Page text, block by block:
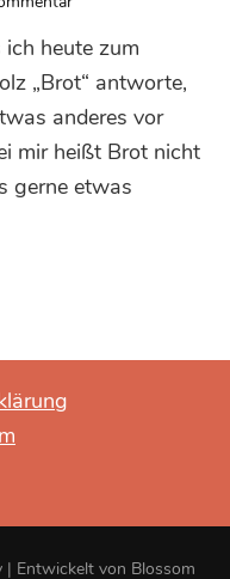
Hirschrücken
auf
mit
Ziegenkäse
heute zum
„Brot“ antworte,
anderes vor
mir heißt Brot nicht
gerne etwas
Entwickelt von Blossom